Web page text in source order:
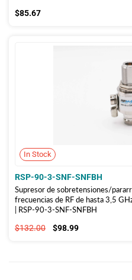
$85.67
In Stock
RSP-90-3-SNF-SNFBH
Supresor de sobretensiones/
frecuencias de RF de hasta 3,5
| RSP-90-3-SNF-SNFBH
$132.00
$132.00
$98.99